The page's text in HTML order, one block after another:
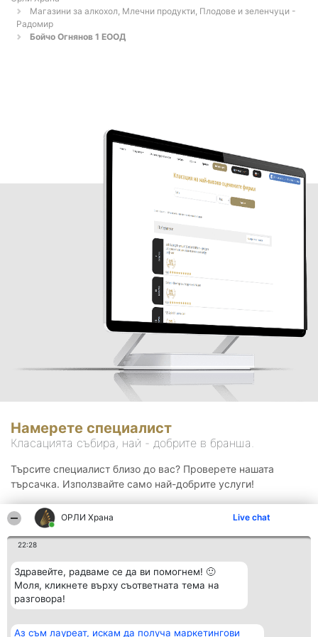
ОРЛИ Храна Live chat
22:28
Здравейте, радваме се да ви помогнем! 🙂
Моля, кликнете върху съответната тема на
разговора!
Аз съм лауреат, искам да получа маркетингови
Магазини за алкохол, Млечни продукти, Плодове и зеленчуци -
Радомир
Бойчо Огнянов 1 ЕООД
Намерете специалист
Класацията събира, най - добрите в бранша.
Търсите специалист близо до вас? Проверете нашата
търсачка. Използвайте само най-добрите услуги!
Организатор на Класация Контакти